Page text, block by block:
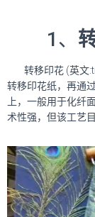
1、
转移印花 (英文
转移印花纸，再通
上，一般用于化纤
术性强，但该工艺